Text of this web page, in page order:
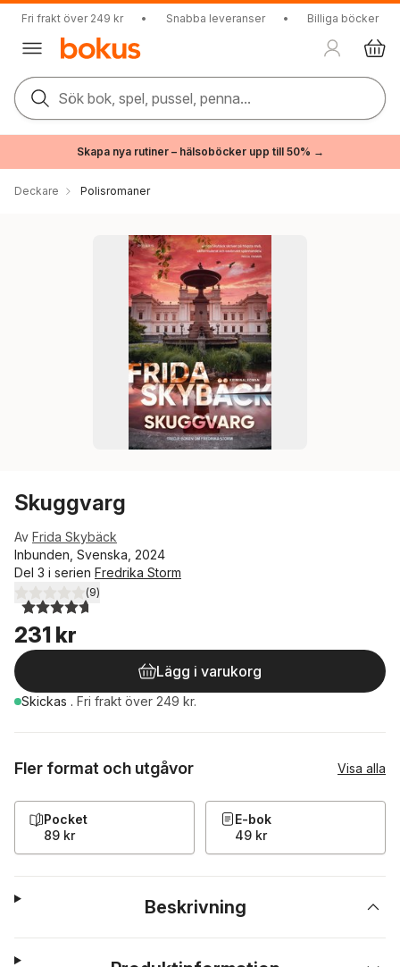
Fri frakt över 249 kr • Snabba leveranser • Billiga böcker
Sök bok, spel, pussel, penna...
Skapa nya rutiner – hälsoböcker upp till 50% →
Deckare Polisromaner
Skuggvarg
Av Frida Skybäck
Inbunden, Svenska, 2024
Del 3 i serien Fredrika Storm
4,7utav 5 stjärnor. Totalt antal röster:
(9)
231 kr
Lägg i varukorg
Skickas . Fri frakt över 249 kr.
Fler format och utgåvor Visa alla
Pocket
89 kr
E-bok
49 kr
Beskrivning